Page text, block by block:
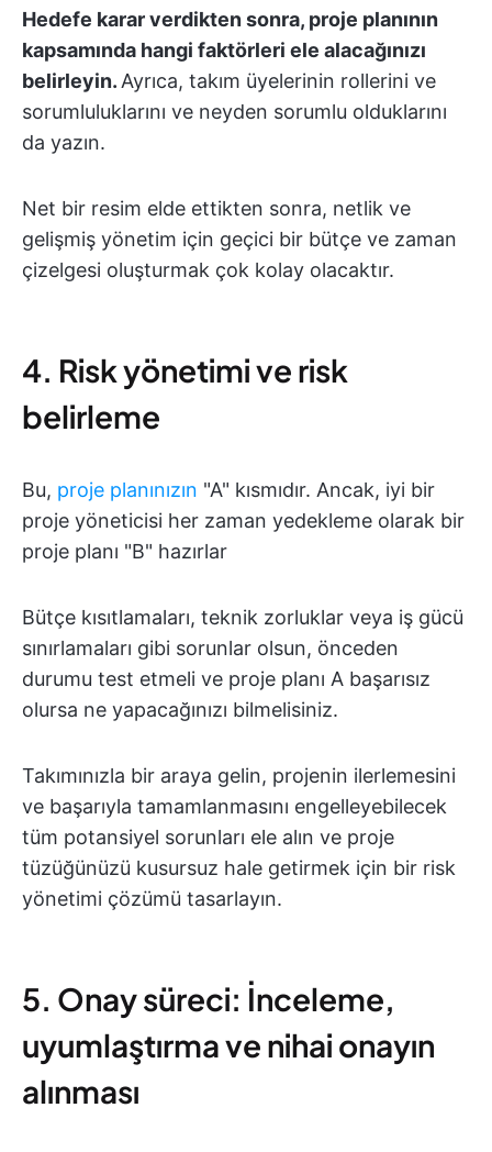
Hedefe karar verdikten sonra, proje planının
kapsamında hangi faktörleri ele alacağınızı
belirleyin. Ayrıca, takım üyelerinin rollerini ve
sorumluluklarını ve neyden sorumlu olduklarını
da yazın.
Net bir resim elde ettikten sonra, netlik ve
gelişmiş yönetim için geçici bir bütçe ve zaman
çizelgesi oluşturmak çok kolay olacaktır.
4. Risk yönetimi ve risk
belirleme
Bu, proje planınızın "A" kısmıdır. Ancak, iyi bir
proje yöneticisi her zaman yedekleme olarak bir
proje planı "B" hazırlar
Bütçe kısıtlamaları, teknik zorluklar veya iş gücü
sınırlamaları gibi sorunlar olsun, önceden
durumu test etmeli ve proje planı A başarısız
olursa ne yapacağınızı bilmelisiniz.
Takımınızla bir araya gelin, projenin ilerlemesini
ve başarıyla tamamlanmasını engelleyebilecek
tüm potansiyel sorunları ele alın ve proje
tüzüğünüzü kusursuz hale getirmek için bir risk
yönetimi çözümü tasarlayın.
5. Onay süreci: İnceleme,
uyumlaştırma ve nihai onayın
alınması